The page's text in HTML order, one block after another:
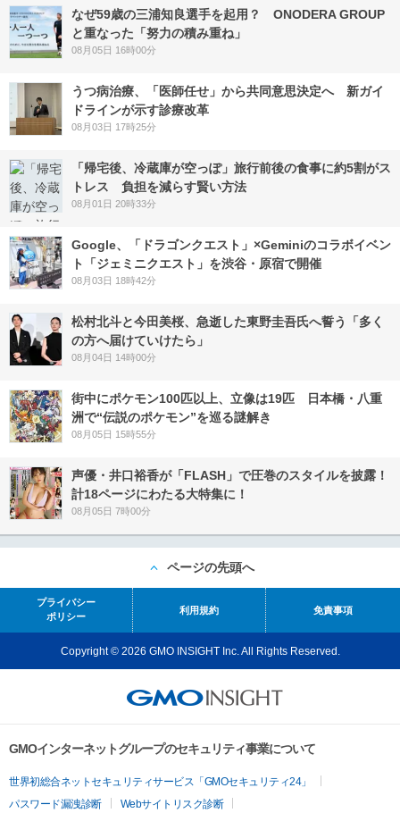
なぜ59歳の三浦知良選手を起用？ ONODERA GROUP
と重なった「努力の積み重ね」
08月05日 16時00分
うつ病治療、「医師任せ」から共同意思決定へ 新ガイ
ドラインが示す診療改革
08月03日 17時25分
「帰宅後、冷蔵庫が空っぽ」旅行前後の食事に約5割がス
トレス 負担を減らす賢い方法
08月01日 20時33分
Google、「ドラゴンクエスト」×Geminiのコラボイベン
ト「ジェミニクエスト」を渋谷・原宿で開催
08月03日 18時42分
松村北斗と今田美桜、急逝した東野圭吾氏へ誓う「多く
の方へ届けていけたら」
08月04日 14時00分
街中にポケモン100匹以上、立像は19匹 日本橋・八重
洲で“伝説のポケモン”を巡る謎解き
08月05日 15時55分
声優・井口裕香が「FLASH」で圧巻のスタイルを披露！
計18ページにわたる大特集に！
08月05日 7時00分
ページの先頭へ
プライバシー
ポリシー
利用規約 免責事項
Copyright © 2026 GMO INSIGHT Inc. All Rights Reserved.
GMOインターネットグループのセキュリティ事業について
世界初総合ネットセキュリティサービス「GMOセキュリティ24」
パスワード漏洩診断
Webサイトリスク診断